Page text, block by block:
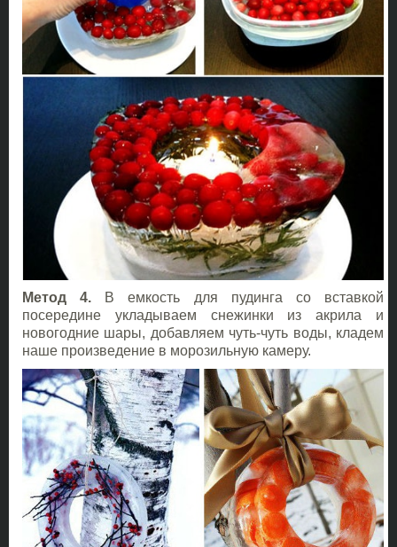
Метод 4. В емкость для пудинга со вставкой
посередине укладываем снежинки из акрила и
новогодние шары, добавляем чуть-чуть воды, кладем
наше произведение в морозильную камеру.